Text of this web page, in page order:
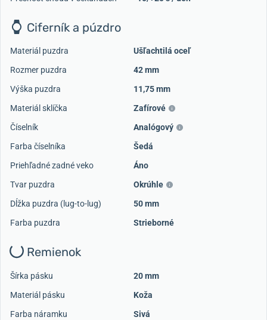
Ciferník a púzdro
Materiál puzdra
Ušľachtilá oceľ
Rozmer puzdra
42 mm
Výška puzdra
11,75 mm
Materiál sklíčka
Zafírové
Číselník
Analógový
Farba číselníka
Šedá
Priehľadné zadné veko
Áno
Tvar puzdra
Okrúhle
Dĺžka puzdra (lug-to-lug)
50 mm
Farba puzdra
Strieborné
Remienok
Šírka pásku
20 mm
Materiál pásku
Koža
Farba náramku
Sivá